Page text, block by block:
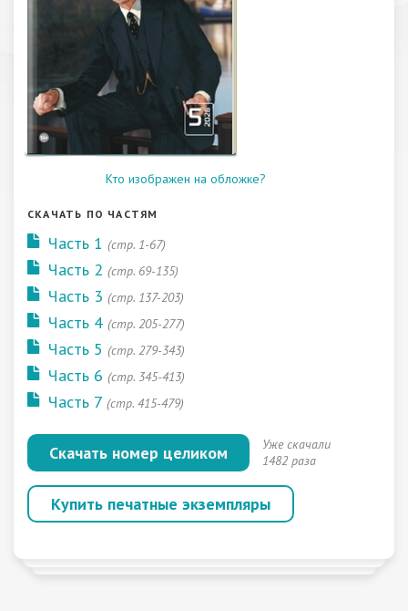
Кто изображен на обложке?
СКАЧАТЬ ПО ЧАСТЯМ
Часть 1 (стр. 1-67)
Часть 2 (стр. 69-135)
Часть 3 (стр. 137-203)
Часть 4 (стр. 205-277)
Часть 5 (стр. 279-343)
Часть 6 (стр. 345-413)
Часть 7 (стр. 415-479)
Скачать номер целиком
Уже скачали
1482 раза
Купить печатные экземпляры